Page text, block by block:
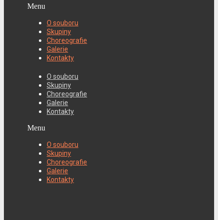
Menu
O souboru
Skupiny
Choreografie
Galerie
Kontakty
O souboru
Skupiny
Choreografie
Galerie
Kontakty
Menu
O souboru
Skupiny
Choreografie
Galerie
Kontakty